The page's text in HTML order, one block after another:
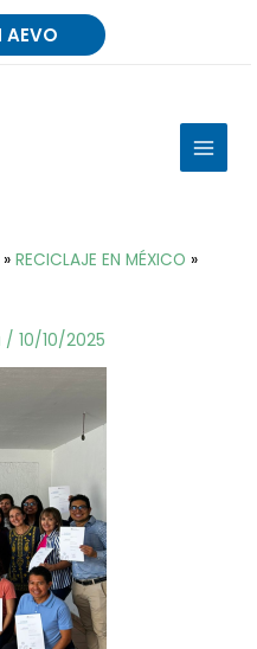
AEVO
MAIN
RECICLAJE EN MÉXICO
/10/10/2025